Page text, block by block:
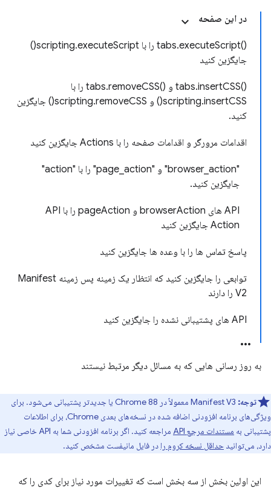
در این صفحه
()tabs.executeScript را با scripting.executeScript()
جایگزین کنید
()tabs.insertCSS و ()tabs.removeCSS را با
scripting.insertCSS() و scripting.removeCSS() جایگزین
کنید.
اقدامات مرورگر و اقدامات صفحه را با Actions جایگزین کنید
"browser_action" و "page_action" را با "action"
جایگزین کنید.
API های browserAction و pageAction را با API
Action جایگزین کنید
پاسخ تماس ها را با وعده ها جایگزین کنید
توابعی را جایگزین کنید که انتظار یک زمینه پس زمینه Manifest
V2 را دارند
API های پشتیبانی نشده را جایگزین کنید
به روز رسانی هایی که به مسائل دیگر مرتبط نیستند
توجه:
Manifest V3 معمولاً در Chrome 88 یا جدیدتر پشتیبانی می‌شود. برای
ویژگی‌های برنامه افزودنی اضافه شده در نسخه‌های بعدی Chrome، برای اطلاعات
پشتیبانی به مستندات مرجع API
مراجعه کنید. اگر برنامه افزودنی شما به API خاصی نیاز
دارد، می‌توانید حداقل نسخه کروم را در فایل مانیفست مشخص کنید.
این اولین بخش از سه بخش است که تغییرات مورد نیاز برای کدی را که